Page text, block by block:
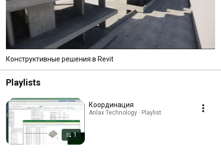
Конструктивные решения в Revit
Playlists
1
Координация
Anlax Technology · Playlist